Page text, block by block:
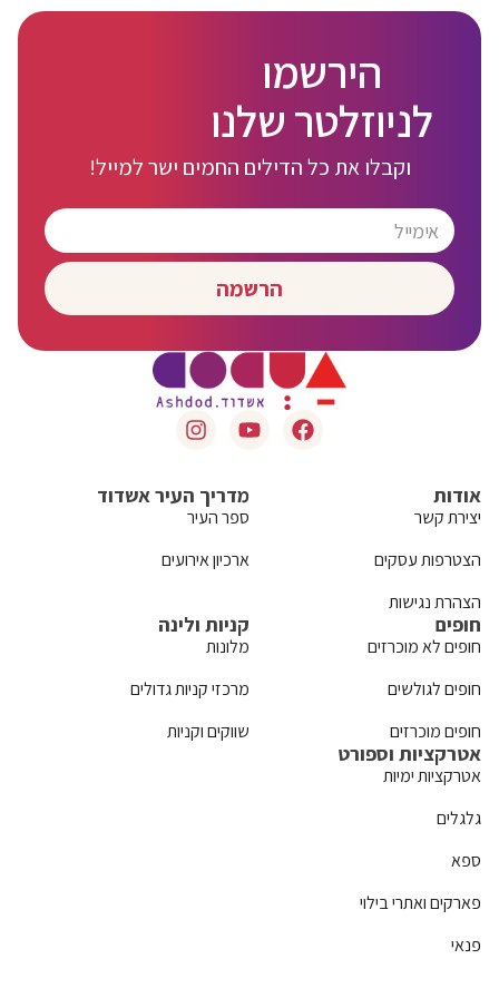
הירשמו
לניוזלטר שלנו
וקבלו את כל הדילים החמים ישר למייל!
הרשמה
אודות
יצירת קשר
הצטרפות עסקים
הצהרת נגישות
מדריך העיר אשדוד
ספר העיר
ארכיון אירועים
חופים
חופים לא מוכרזים
חופים לגולשים
חופים מוכרזים
קניות ולינה
מלונות
מרכזי קניות גדולים
שווקים וקניות
אטרקציות וספורט
אטרקציות ימיות
גלגלים
ספא
פארקים ואתרי בילוי
פנאי